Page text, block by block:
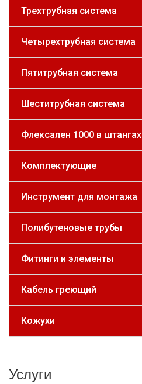
Трехтрубная система
Четырехтрубная система
Пятитрубная система
Шеститрубная система
Флексален 1000 в штангах
Комплектующие
Инструмент для монтажа
Полибутеновые трубы
Фитинги и элементы
Кабель греющий
Кожухи
Услуги